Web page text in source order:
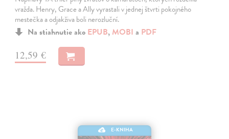
vražda. Henry, Grace a Ally vyrastali v jednej štvrti pokojného
mestečka a odjakživa boli nerozluční.
Na stiahnutie ako EPUB, MOBI a PDF
12,59 €
E-KNIHA